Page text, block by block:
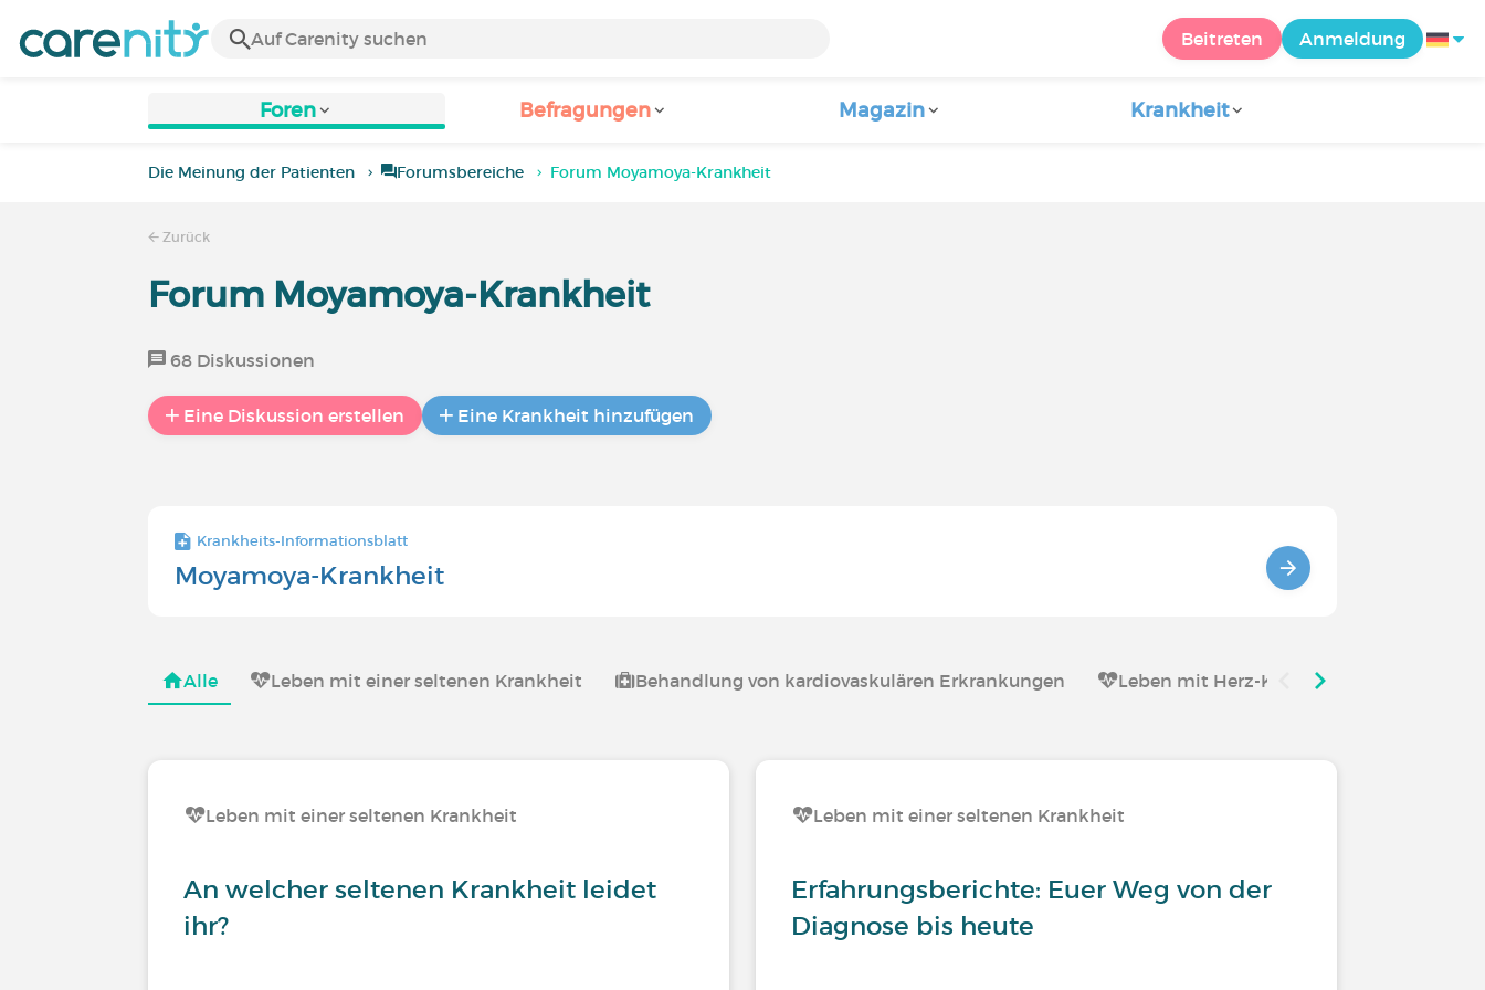
Beitreten Anmeldung
Foren Befragungen Magazin Krankheit
Die Meinung der Patienten Forumsbereiche Forum Moyamoya-Krankheit
Zurück
Forum Moyamoya-Krankheit
68 Diskussionen
Eine Diskussion erstellen Eine Krankheit hinzufügen
Krankheits-Informationsblatt
Moyamoya-Krankheit
Alle Leben mit einer seltenen Krankheit Behandlung von kardiovaskulären Erkrankungen Leben mit Herz-Kreislauf Erkrankungen
Leben mit einer seltenen Krankheit
An welcher seltenen Krankheit leidet
ihr?
Leben mit einer seltenen Krankheit
Erfahrungsberichte: Euer Weg von der
Diagnose bis heute